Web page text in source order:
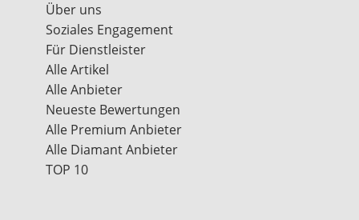
Über uns
Soziales Engagement
Für Dienstleister
Alle Artikel
Alle Anbieter
Neueste Bewertungen
Alle Premium Anbieter
Alle Diamant Anbieter
TOP 10